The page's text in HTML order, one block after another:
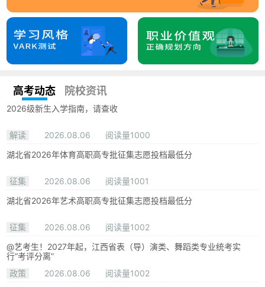
高考动态 院校资讯
2026级新生入学指南，请查收
解读 2026.08.06
阅读量1000
湖北省2026年体育高职高专批征集志愿投档最低分
征集 2026.08.06
阅读量1001
湖北省2026年艺术高职高专批征集志愿投档最低分
征集 2026.08.06
阅读量1002
@艺考生！2027年起，江西省表（导）演类、舞蹈类专业统考实
行“考评分离”
政策
2026.08.06
阅读量1002